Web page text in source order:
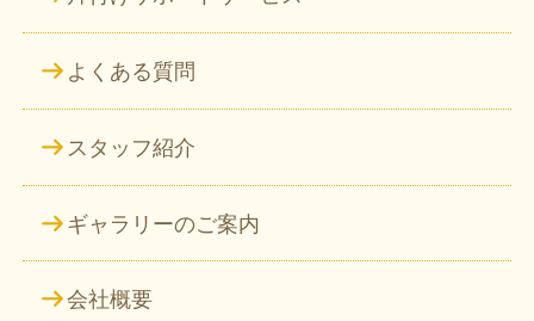
よくある質問
スタッフ紹介
ギャラリーのご案内
会社概要